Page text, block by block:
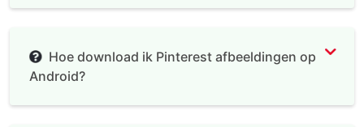
Hoe download ik Pinterest afbeeldingen op
Android?